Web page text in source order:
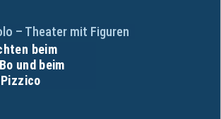
– Theater mit Figuren
beim
und beim